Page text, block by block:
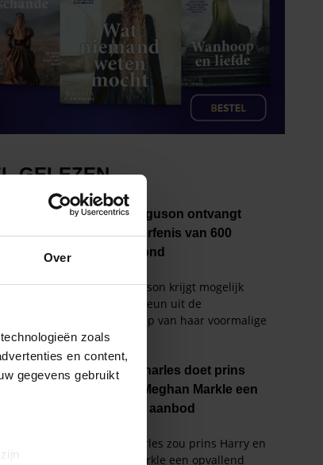
Over
zoals
en content,
gegevens gebruikt